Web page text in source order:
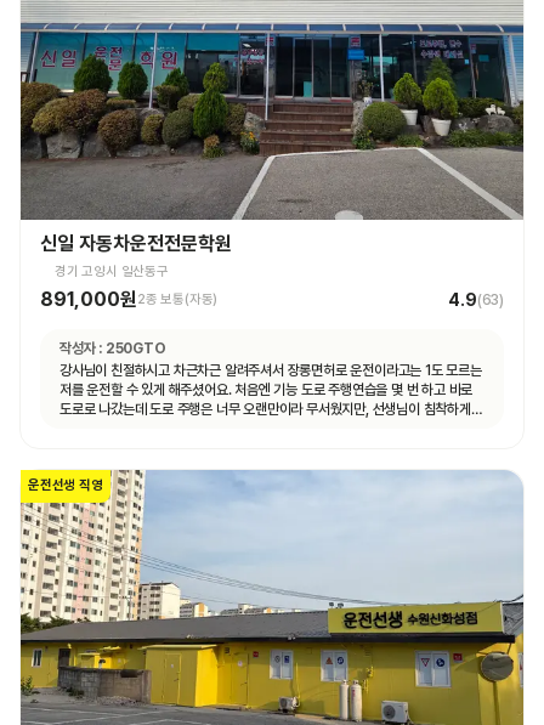
신일 자동차운전전문학원
경기 고양시 일산동구
891,000원 2종 보통(자동) 4.9(63)
작성자 : 250GTO
강사님이 친절하시고 차근차근 알려주셔서 장롱면허로 운전이라고는 1도 모르는
저를 운전할 수 있게 해주셨어요. 처음엔 기능 도로 주행연습을 몇 번 하고 바로
도로로 나갔는데 도로 주행은 너무 오랜만이라 무서웠지만, 선생님이 침착하게
운전선생 직영